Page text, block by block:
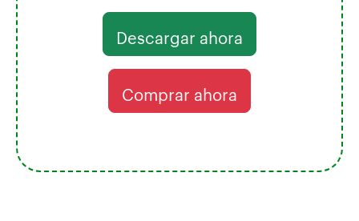
Descargar ahora
Comprar ahora